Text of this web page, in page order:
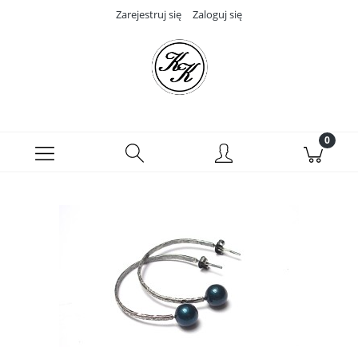
Zarejestruj się Zaloguj się